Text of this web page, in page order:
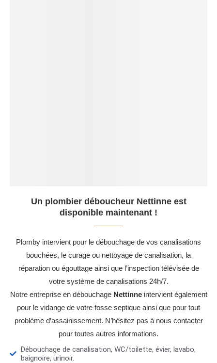
Un plombier déboucheur Nettinne est
disponible maintenant !
Plomby intervient pour le débouchage de vos canalisations
bouchées, le curage ou nettoyage de canalisation, la
réparation ou égouttage ainsi que l’inspection télévisée de
votre système de canalisations 24h/7.
Notre entreprise en débouchage Nettinneintervient également
pour le vidange de votre fosse septique ainsi que pour tout
problème d’assainissement. N’hésitez pas à nous contacter
pour toutes autres informations.
Débouchage de canalisation, WC/toilette, évier, lavabo,
baignoire, urinoir.